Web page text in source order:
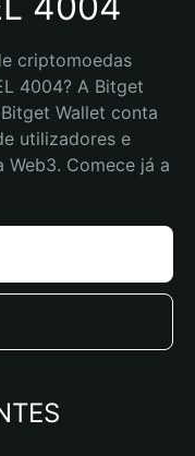
criptomoedas
4004? A Bitget
Wallet conta
utilizadores e
Comece já a